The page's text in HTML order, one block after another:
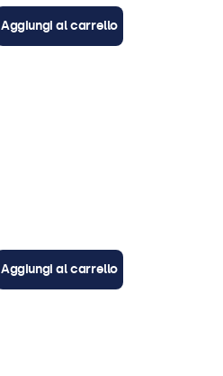
Aggiungi al carrello
Aggiungi al carrello